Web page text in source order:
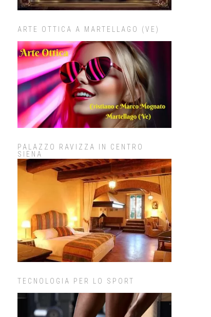
ARTE OTTICA A MARTELLAGO (VE)
PALAZZO RAVIZZA IN CENTRO
SIENA
TECNOLOGIA PER LO SPORT